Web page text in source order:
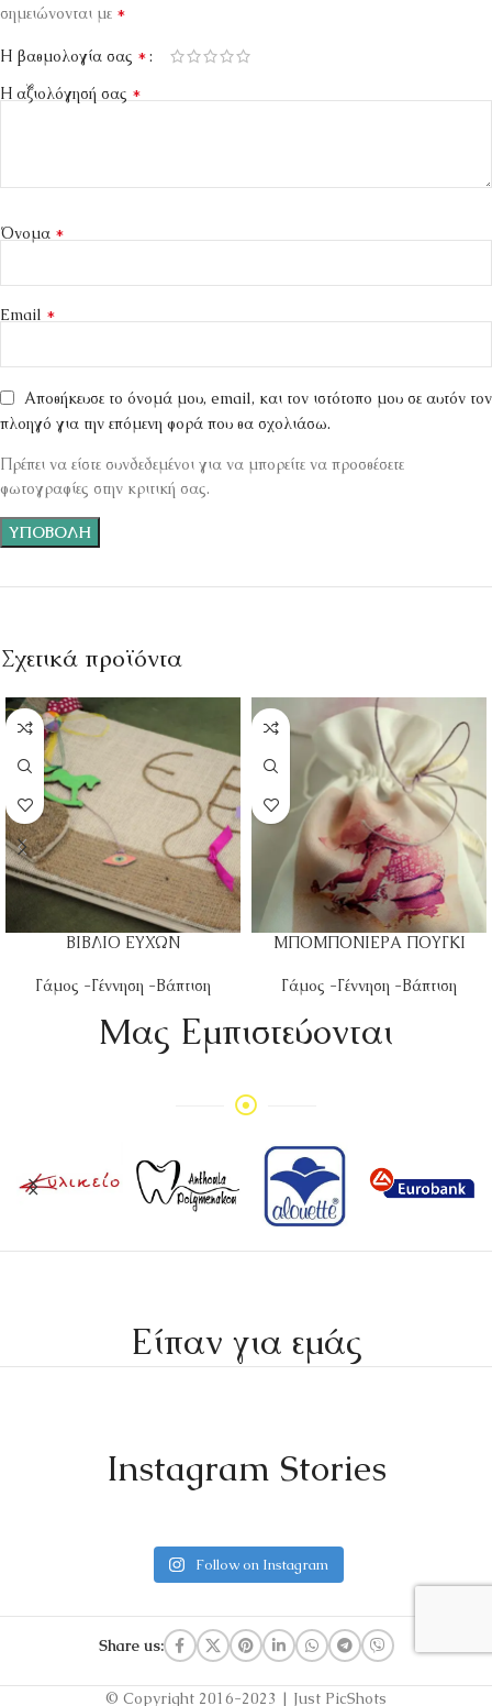
σημειώνονται με *
Η βαθμολογία σας *
Η αξιολόγησή σας *
Όνομα *
Email *
Αποθήκευσε το όνομά μου, email, και τον ιστότοπο μου σε αυτόν τον
πλοηγό για την επόμενη φορά που θα σχολιάσω.
Πρέπει να είστε συνδεδεμένοι για να μπορείτε να προσθέσετε
φωτογραφίες στην κριτική σας.
Σχετικά προϊόντα
ΒΙΒΛΙΟ ΕΥΧΩΝ
Γάμος -Γέννηση -Βάπτιση
ΜΠΟΜΠΟΝΙΕΡΑ ΠΟΥΓΚΙ
Γάμος -Γέννηση -Βάπτιση
Mας Εμπιστεύονται
Είπαν για εμάς
Instagram Stories
Follow on Instagram
Share us:
© Copyright 2016-2023 | Just PicShots